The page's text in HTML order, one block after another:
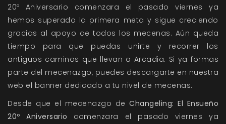
20º Aniversario comenzara el pasado viernes ya
hemos superado la primera meta y sigue creciendo
gracias al apoyo de todos los mecenas. Aún queda
tiempo para que puedas unirte y recorrer los
antiguos caminos que llevan a Arcadia. Si ya formas
parte del mecenazgo, puedes descargarte en nuestra
web el banner dedicado a tu nivel de mecenas.
Desde que el mecenazgo de Changeling: El Ensueño
20º Aniversario
comenzara el pasado viernes ya